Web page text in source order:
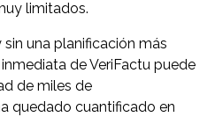
limitados.
una planificación más
de VeriFactu puede
de miles de
quedado cuantificado en